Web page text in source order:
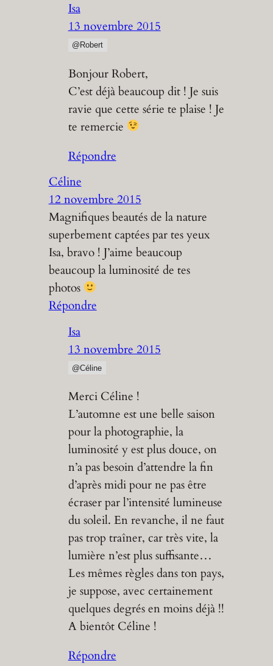
Isa
13 novembre 2015
@Robert
Bonjour Robert,
C’est déjà beaucoup dit ! Je suis
ravie que cette série te plaise ! Je
te remercie
Répondre
Céline
12 novembre 2015
Magnifiques beautés de la nature
superbement captées par tes yeux
Isa, bravo ! J’aime beaucoup
beaucoup la luminosité de tes
photos
Répondre
Isa
13 novembre 2015
@Céline
Merci Céline !
L’automne est une belle saison
pour la photographie, la
luminosité y est plus douce, on
n’a pas besoin d’attendre la fin
d’après midi pour ne pas être
écraser par l’intensité lumineuse
du soleil. En revanche, il ne faut
pas trop traîner, car très vite, la
lumière n’est plus suffisante…
Les mêmes règles dans ton pays,
je suppose, avec certainement
quelques degrés en moins déjà !!
A bientôt Céline !
Répondre